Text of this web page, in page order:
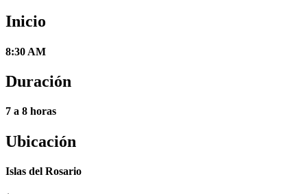
Inicio
8:30 AM
Duración
7 a 8 horas
Ubicación
Islas del Rosario